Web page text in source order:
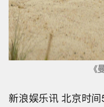
《
新浪娱乐讯 北京时